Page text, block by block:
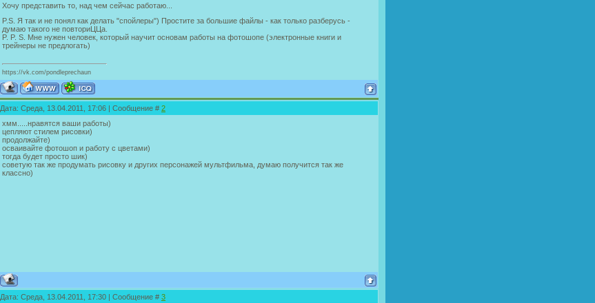
Хочу представить то, над чем сейчас работаю...
P.S. Я так и не понял как делать "спойлеры") Простите за большие файлы - как только разберусь -
думаю такого не повториЦЦа.
P. P. S. Мне нужен человек, который научит основам работы на фотошопе (электронные книги и
трейнеры не предлогать)
https://vk.com/pondleprechaun
Дата: Среда, 13.04.2011, 17:06 | Сообщение # 2
хмм.....нравятся ваши работы)
цепляют стилем рисовки)
продолжайте)
осваивайте фотошоп и работу с цветами)
тогда будет просто шик)
советую так же продумать рисовку и других персонажей мультфильма, думаю получится так же
классно)
Дата: Среда, 13.04.2011, 17:30 | Сообщение # 3